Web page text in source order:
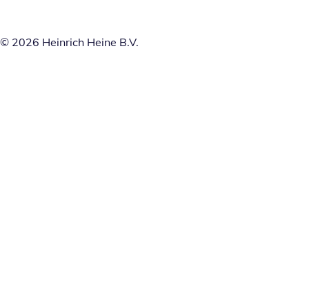
© 2026 Heinrich Heine B.V.